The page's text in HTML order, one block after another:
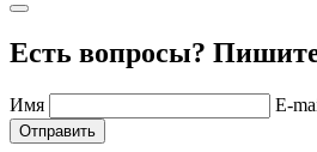
Есть вопросы?
Имя E-